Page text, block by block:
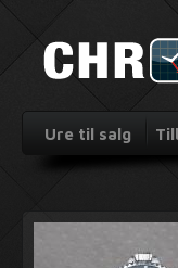
Ure til salg